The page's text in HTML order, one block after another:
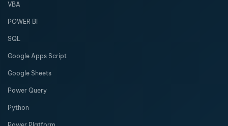
VBA
POWER BI
SQL
Google Apps Script
Google Sheets
Power Query
Python